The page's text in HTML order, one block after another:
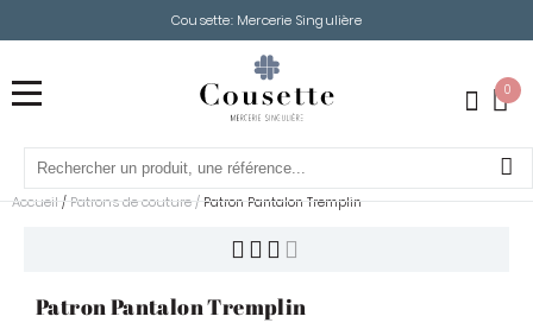
Cousette: Mercerie Singulière
0
Accueil /Patrons de couture/Patron Pantalon Tremplin
Patron Pantalon Tremplin